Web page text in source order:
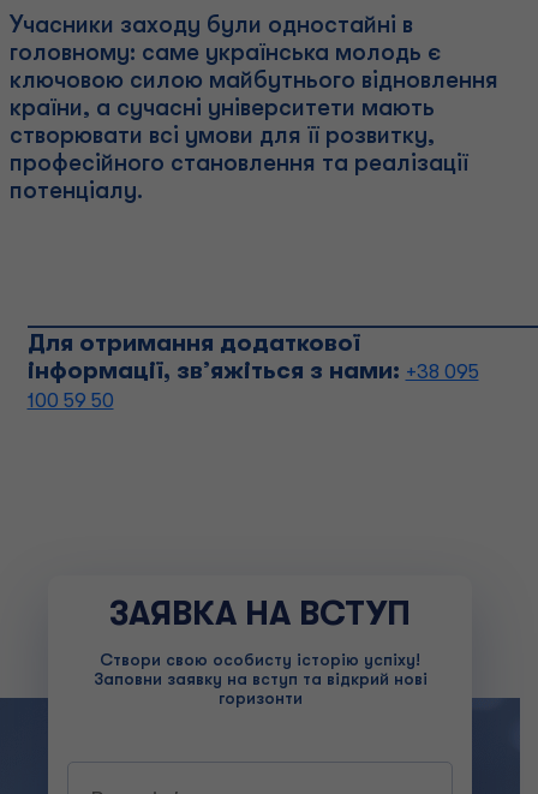
Учасники заходу були одностайні в
головному: саме українська молодь є
ключовою силою майбутнього відновлення
країни, а сучасні університети мають
створювати всі умови для її розвитку,
професійного становлення та реалізації
потенціалу.
Для отримання додаткової
інформації, зв’яжіться з нами: +38 095
100 59 50
ЗАЯВКА НА ВСТУП
Створи свою особисту історію успіху!
Заповни заявку на вступ та відкрий нові
горизонти